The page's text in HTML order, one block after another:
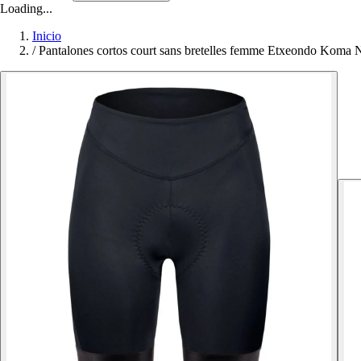
Loading...
Inicio
/ Pantalones cortos court sans bretelles femme Etxeondo Koma